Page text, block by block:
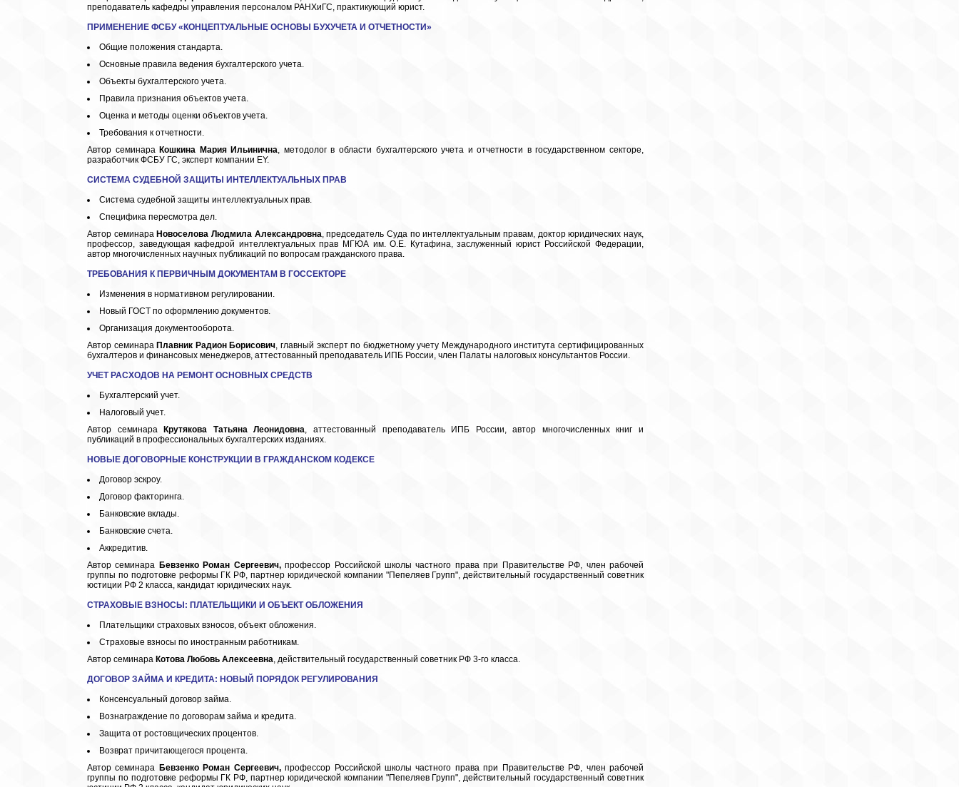
преподаватель кафедры управления персоналом РАНХиГС, практикующий юрист.
ПРИМЕНЕНИЕ ФСБУ «КОНЦЕПТУАЛЬНЫЕ ОСНОВЫ БУХУЧЕТА И ОТЧЕТНОСТИ»
Общие положения стандарта.
Основные правила ведения бухгалтерского учета.
Объекты бухгалтерского учета.
Правила признания объектов учета.
Оценка и методы оценки объектов учета.
Требования к отчетности.
Автор семинара Кошкина Мария Ильинична, методолог в области бухгалтерского учета и отчетности в государственном секторе,
разработчик ФСБУ ГС, эксперт компании EY.
СИСТЕМА СУДЕБНОЙ ЗАЩИТЫ ИНТЕЛЛЕКТУАЛЬНЫХ ПРАВ
Система судебной защиты интеллектуальных прав.
Специфика пересмотра дел.
Автор семинара Новоселова Людмила Александровна, председатель Суда по интеллектуальным правам, доктор юридических наук,
профессор, заведующая кафедрой интеллектуальных прав МГЮА им. О.Е. Кутафина, заслуженный юрист Российской Федерации,
автор многочисленных научных публикаций по вопросам гражданского права.
ТРЕБОВАНИЯ К ПЕРВИЧНЫМ ДОКУМЕНТАМ В ГОССЕКТОРЕ
Изменения в нормативном регулировании.
Новый ГОСТ по оформлению документов.
Организация документооборота.
Автор семинара Плавник Радион Борисович, главный эксперт по бюджетному учету Международного института сертифицированных
бухгалтеров и финансовых менеджеров, аттестованный преподаватель ИПБ России, член Палаты налоговых консультантов России.
УЧЕТ РАСХОДОВ НА РЕМОНТ ОСНОВНЫХ СРЕДСТВ
Бухгалтерский учет.
Налоговый учет.
Автор семинара
Крутякова Татьяна Леонидовна, аттестованный преподаватель ИПБ России, автор многочисленных книг и
публикаций в профессиональных бухгалтерских изданиях.
НОВЫЕ ДОГОВОРНЫЕ КОНСТРУКЦИИ В ГРАЖДАНСКОМ КОДЕКСЕ
Договор эскроу.
Договор факторинга.
Банковские вклады.
Банковские счета.
Аккредитив.
Автор семинара Бевзенко Роман Сергеевич,профессор Российской школы частного права при Правительстве РФ, член рабочей
группы по подготовке реформы ГК РФ, партнер юридической компании "Пепеляев Групп", действительный государственный советник
юстиции РФ 2 класса, кандидат юридических наук.
СТРАХОВЫЕ ВЗНОСЫ: ПЛАТЕЛЬЩИКИ И ОБЪЕКТ ОБЛОЖЕНИЯ
Плательщики страховых взносов, объект обложения.
Страховые взносы по иностранным работникам.
Автор семинара Котова Любовь Алексеевна, действительный государственный советник РФ 3-го класса.
ДОГОВОР ЗАЙМА И КРЕДИТА: НОВЫЙ ПОРЯДОК РЕГУЛИРОВАНИЯ
Консенсуальный договор займа.
Вознаграждение по договорам займа и кредита.
Защита от ростовщических процентов.
Возврат причитающегося процента.
Автор семинара Бевзенко Роман Сергеевич,профессор Российской школы частного права при Правительстве РФ, член рабочей
группы по подготовке реформы ГК РФ, партнер юридической компании "Пепеляев Групп", действительный государственный советник